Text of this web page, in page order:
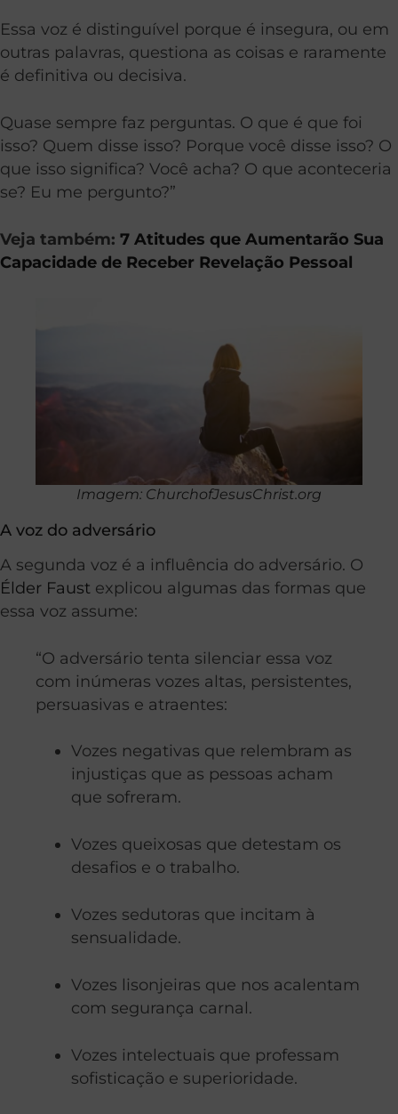
Essa voz é distinguível porque é insegura, ou em
outras palavras, questiona as coisas e raramente
é definitiva ou decisiva.
Quase sempre faz perguntas. O que é que foi
isso? Quem disse isso? Porque você disse isso? O
que isso significa? Você acha? O que aconteceria
se? Eu me pergunto?”
Veja também: 7 Atitudes que Aumentarão Sua
Capacidade de Receber Revelação Pessoal
Imagem: ChurchofJesusChrist.org
A voz do adversário
A segunda voz é a influência do adversário. O
Élder Faust explicou algumas das formas que
essa voz assume:
“O adversário tenta silenciar essa voz
com inúmeras vozes altas, persistentes,
persuasivas e atraentes:
Vozes negativas que relembram as
injustiças que as pessoas acham
que sofreram.
Vozes queixosas que detestam os
desafios e o trabalho.
Vozes sedutoras que incitam à
sensualidade.
Vozes lisonjeiras que nos acalentam
com segurança carnal.
Vozes intelectuais que professam
sofisticação e superioridade.